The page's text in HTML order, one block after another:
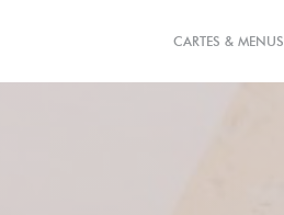
de cookies
CARTES & MENUS